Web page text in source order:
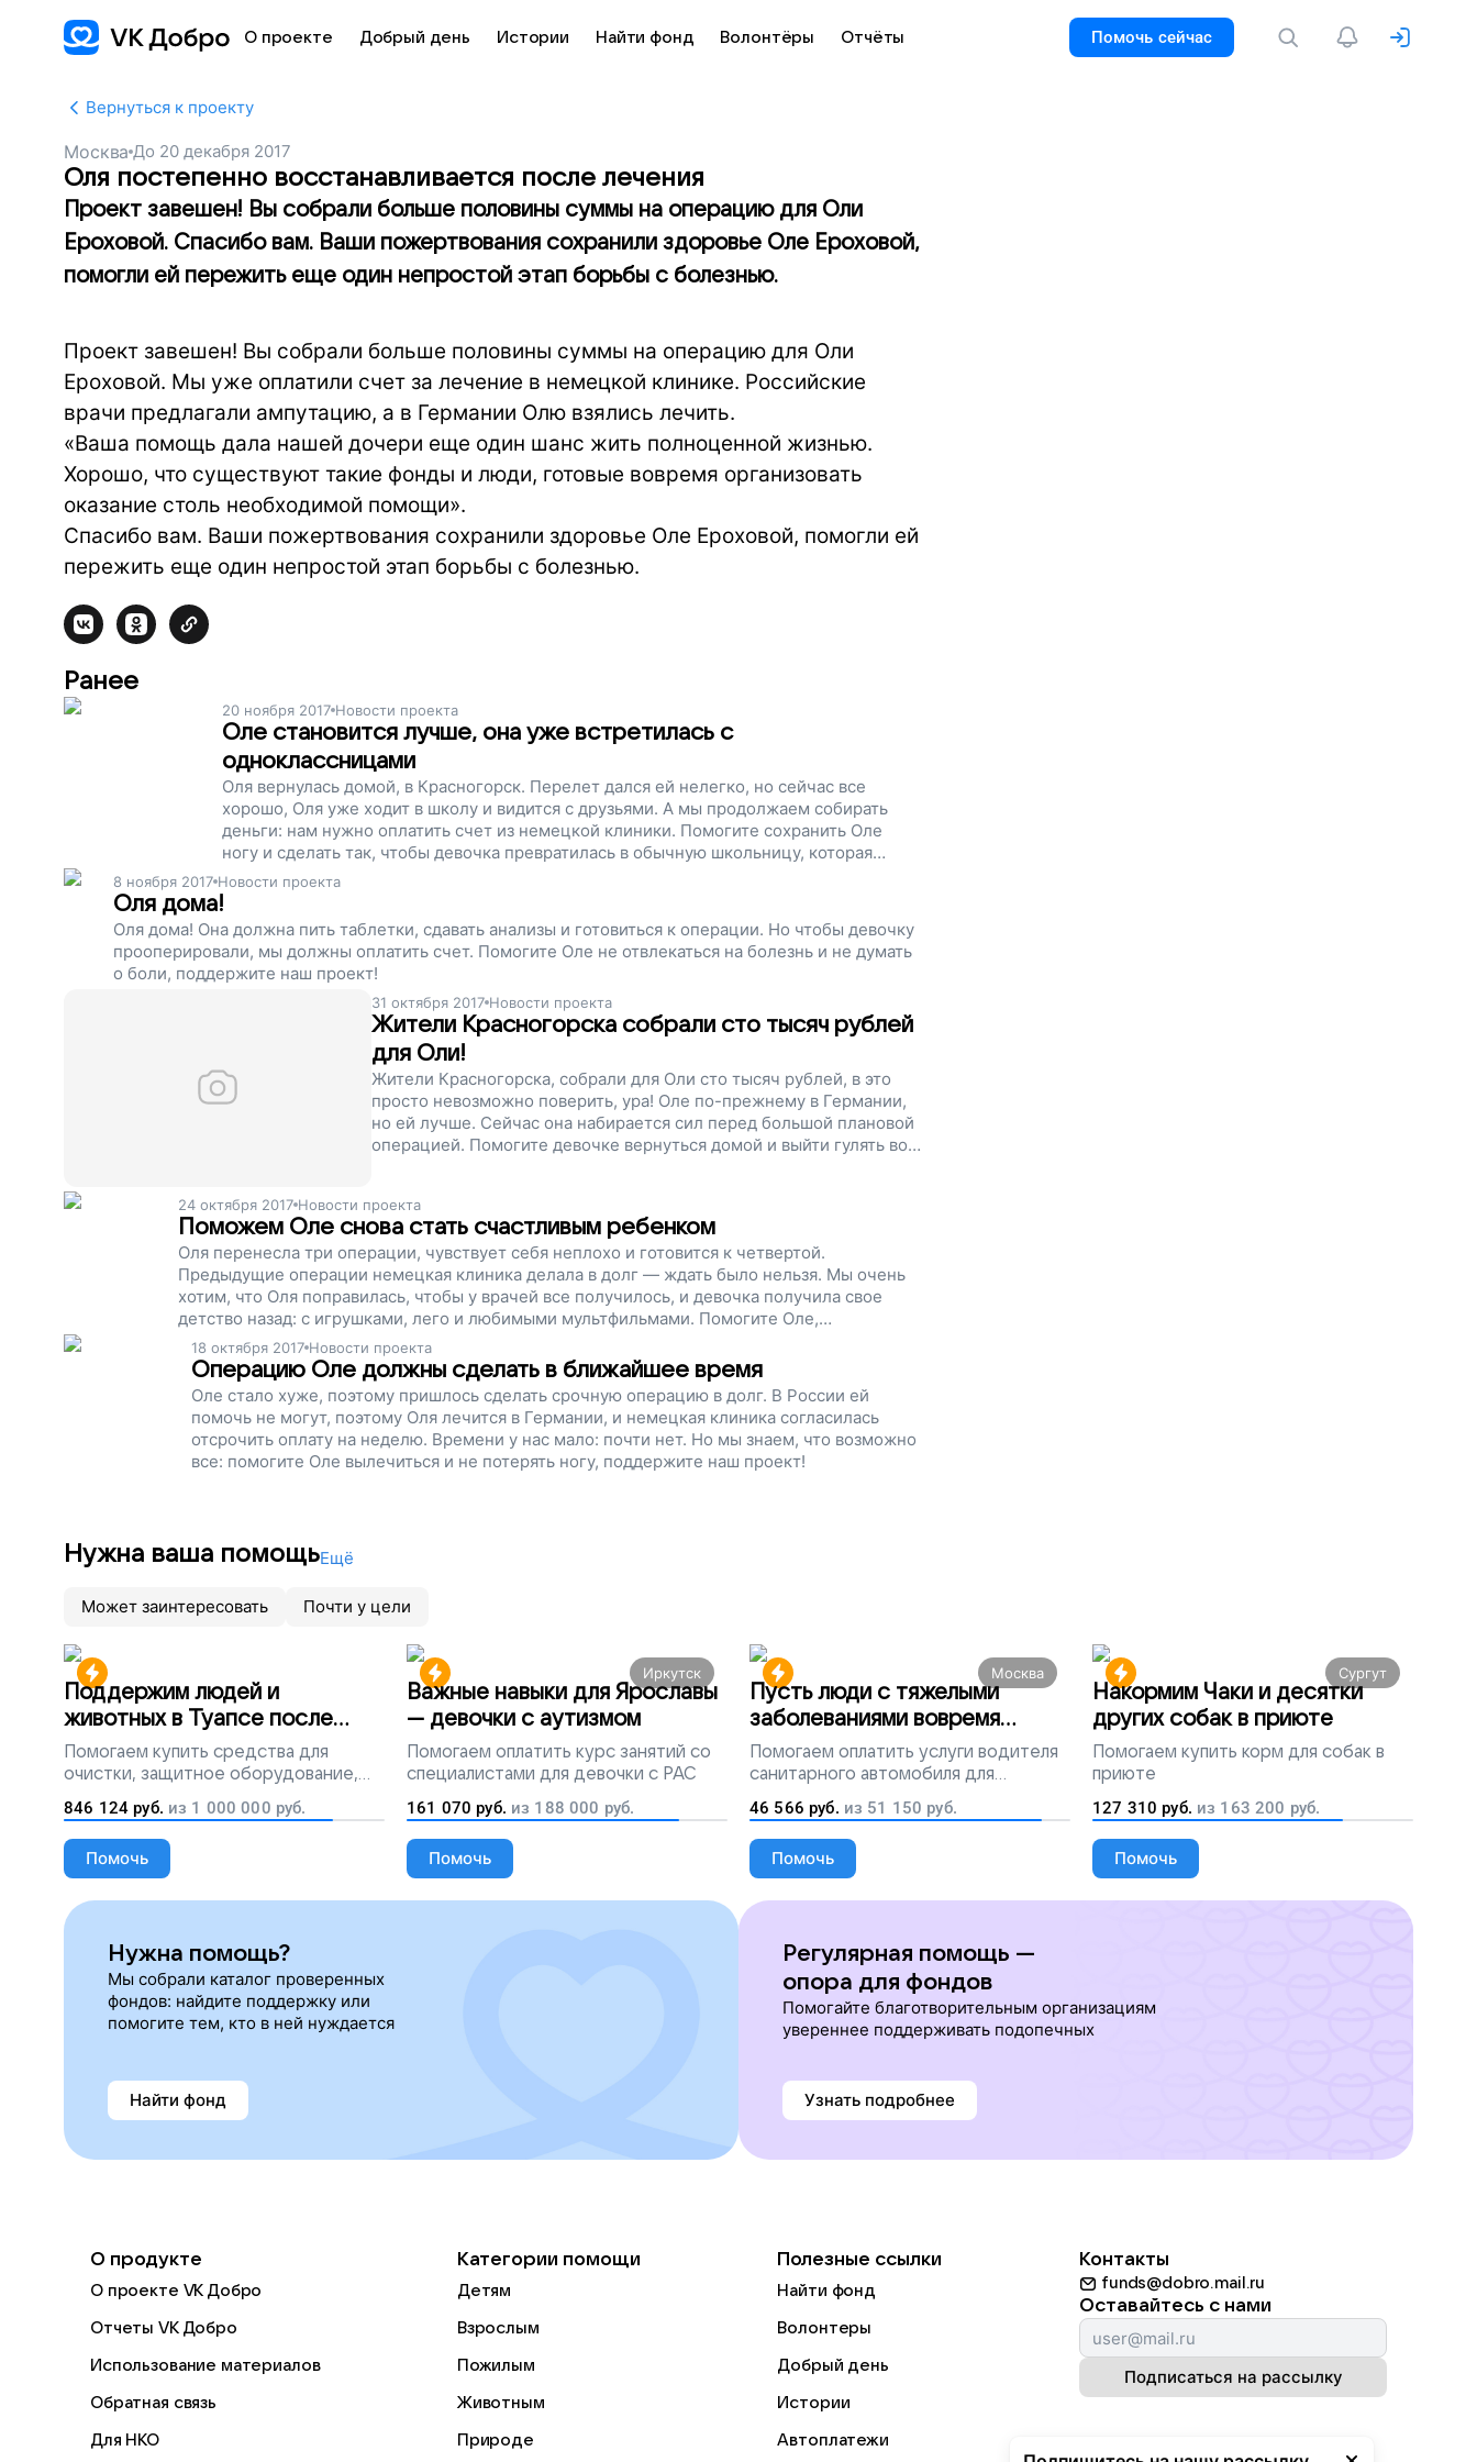
О проекте Добрый день Истории Найти фонд Волонтёры Отчёты Помочь сейчас
Вернуться к проекту
Москва До 20 декабря 2017
Оля постепенно восстанавливается после лечения
Проект завешен! Вы собрали больше половины суммы на операцию для Оли
Ероховой. Спасибо вам. Ваши пожертвования сохранили здоровье Оле Ероховой,
помогли ей пережить еще один непростой этап борьбы с болезнью.
Проект завешен! Вы собрали больше половины суммы на операцию для Оли
Ероховой. Мы уже оплатили счет за лечение в немецкой клинике. Российские
врачи предлагали ампутацию, а в Германии Олю взялись лечить.
«Ваша помощь дала нашей дочери еще один шанс жить полноценной жизнью.
Хорошо, что существуют такие фонды и люди, готовые вовремя организовать
оказание столь необходимой помощи».
Спасибо вам. Ваши пожертвования сохранили здоровье Оле Ероховой, помогли ей
пережить еще один непростой этап борьбы с болезнью.
Ранее
20 ноября 2017 Новости проекта
Оле становится лучше, она уже встретилась с
одноклассницами
Оля вернулась домой, в Красногорск. Перелет дался ей нелегко, но сейчас все
хорошо, Оля уже ходит в школу и видится с друзьями. А мы продолжаем собирать
деньги: нам нужно оплатить счет из немецкой клиники. Помогите сохранить Оле
ногу и сделать так, чтобы девочка превратилась в обычную школьницу, которая
беспокоится о контрольных работах, диктантах и своих подружках, поддержите наш
проект!
8 ноября 2017 Новости проекта
Оля дома!
Оля дома! Она должна пить таблетки, сдавать анализы и готовиться к операции. Но чтобы девочку
прооперировали, мы должны оплатить счет. Помогите Оле не отвлекаться на болезнь и не думать
о боли, поддержите наш проект!
31 октября 2017 Новости проекта
Жители Красногорска собрали сто тысяч рублей
для Оли!
Жители Красногорска, собрали для Оли сто тысяч рублей, в это
просто невозможно поверить, ура! Оле по-прежнему в Германии,
но ей лучше. Сейчас она набирается сил перед большой плановой
операцией. Помогите девочке вернуться домой и выйти гулять во
24 октября 2017 Новости проекта
Поможем Оле снова стать счастливым ребенком
Оля перенесла три операции, чувствует себя неплохо и готовится к четвертой.
Предыдущие операции немецкая клиника делала в долг — ждать было нельзя. Мы очень
хотим, что Оля поправилась, чтобы у врачей все получилось, и девочка получила свое
детство назад: с игрушками, лего и любимыми мультфильмами. Помогите Оле,
поддержите наш проект.
18 октября 2017 Новости проекта
Операцию Оле должны сделать в ближайшее время
Оле стало хуже, поэтому пришлось сделать срочную операцию в долг. В России ей
помочь не могут, поэтому Оля лечится в Германии, и немецкая клиника согласилась
отсрочить оплату на неделю. Времени у нас мало: почти нет. Но мы знаем, что возможно
все: помогите Оле вылечиться и не потерять ногу, поддержите наш проект!
Нужна ваша помощьЕщё
Может заинтересовать Почти у цели
Поддержим людей и
животных в Туапсе после
разлива мазута
Помогаем купить средства для
очистки, защитное оборудование,
лекарства, корм и предметы первой
необходимости
846 124 руб. из 1 000 000 руб.
Помочь
Иркутск
Важные навыки для Ярославы
— девочки с аутизмом
Помогаем оплатить курс занятий со
специалистами для девочки с РАС
161 070 руб. из 188 000 руб.
Помочь
Москва
Пусть люди с тяжелыми
заболеваниями вовремя
попадут на лечение
Помогаем оплатить услуги водителя
санитарного автомобиля для
перевозки тяжелобольных людей
46 566 руб. из 51 150 руб.
Помочь
Сургут
Накормим Чаки и десятки
других собак в приюте
Помогаем купить корм для собак в
приюте
127 310 руб. из 163 200 руб.
Помочь
Нужна помощь?
Мы собрали каталог проверенных
фондов: найдите поддержку или
помогите тем, кто в ней нуждается
Найти фонд
Регулярная помощь —
опора для фондов
Помогайте благотворительным организациям
увереннее поддерживать подопечных
Узнать подробнее
О продукте
О проекте VK Добро
Отчеты VK Добро
Использование материалов
Обратная связь
Для НКО
Категории помощи
Детям
Взрослым
Пожилым
Животным
Природе
Полезные ссылки
Найти фонд
Волонтеры
Добрый день
Истории
Автоплатежи
Контакты
funds@dobro.mail.ru
Оставайтесь с нами
Подписаться на рассылку